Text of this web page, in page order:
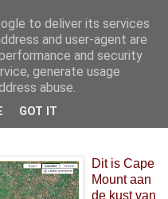
Dit is Cape
Mount aan
de kust van
to deliver its services
and user-agent are
and security
generate usage
abuse.
GOT IT